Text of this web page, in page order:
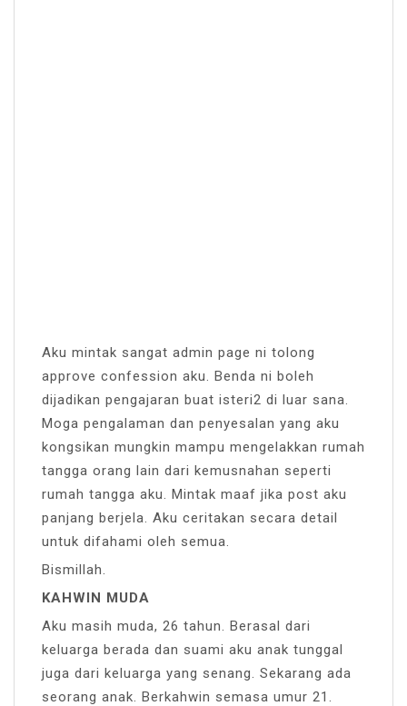
Aku mintak sangat admin page ni tolong
approve confession aku. Benda ni boleh
dijadikan pengajaran buat isteri2 di luar sana.
Moga pengalaman dan penyesalan yang aku
kongsikan mungkin mampu mengelakkan rumah
tangga orang lain dari kemusnahan seperti
rumah tangga aku. Mintak maaf jika post aku
panjang berjela. Aku ceritakan secara detail
untuk difahami oleh semua.
Bismillah.
KAHWIN MUDA
Aku masih muda, 26 tahun. Berasal dari
keluarga berada dan suami aku anak tunggal
juga dari keluarga yang senang. Sekarang ada
seorang anak. Berkahwin semasa umur 21.